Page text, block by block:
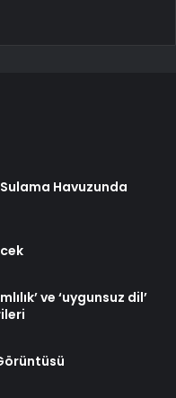
Havuzunda
ve ‘uygunsuz dil’